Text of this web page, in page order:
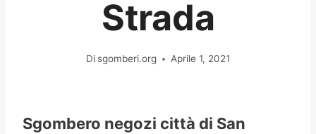
Strada
Di sgomberi.org Aprile 1, 2021
Sgombero negozi città di San